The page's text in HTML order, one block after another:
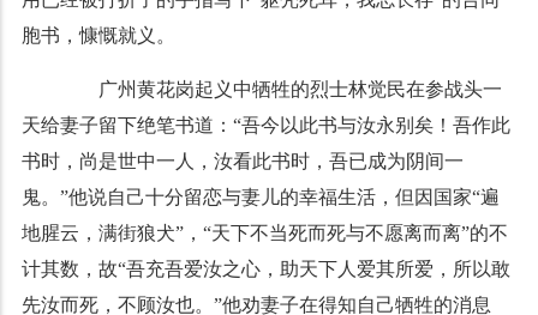
胞书，慷慨就义。
广州黄花岗起义中牺牲的烈士林觉民在参战头一
天给妻子留下绝笔书道：“吾今以此书与汝永别矣！吾作此
书时，尚是世中一人，汝看此书时，吾已成为阴间一
鬼。”他说自己十分留恋与妻儿的幸福生活，但因国家“遍
地腥云，满街狼犬”，“天下不当死而死与不愿离而离”的不
计其数，故“吾充吾爱汝之心，助天下人爱其所爱，所以敢
先汝而死，不顾汝也。”他劝妻子在得知自己牺牲的消息